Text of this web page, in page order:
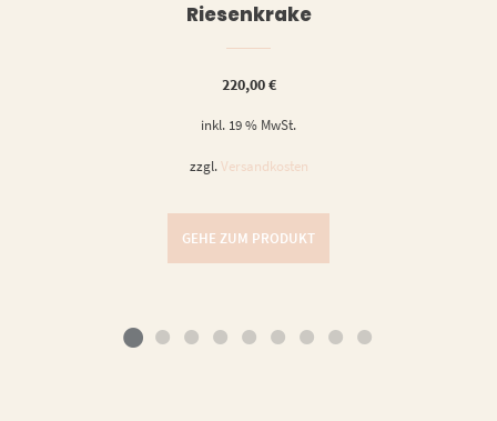
Riesenkrake
220,00€
inkl. 19 % MwSt.
zzgl. Versandkosten
GEHE ZUM PRODUKT